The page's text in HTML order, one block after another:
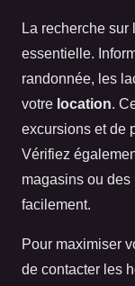
La recherche
essentielle.
randonnée, les
votre location.
excursions et de
Vérifiez
magasins ou
facilement.
Pour maximiser
de contacter les